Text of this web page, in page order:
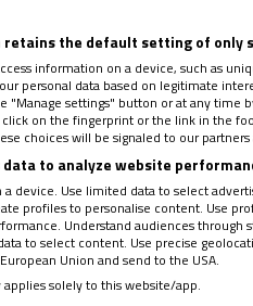
de la Santísima
retains the default setting of only
information on a device, such as
personal data based on legitimate
"Manage settings" button or at any
on the fingerprint or the link in the
choices will be signaled to our
to analyze website
device. Use limited data to select
profiles to personalise content. Use
Understand audiences
to select content. Use precise
Union and send to the USA.
solely to this website/app.